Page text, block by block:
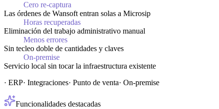
Cero re-captura
Las órdenes de Wansoft entran solas a Microsip
Horas recuperadas
Eliminación del trabajo administrativo manual
Menos errores
Sin tecleo doble de cantidades y claves
On-premise
Servicio local sin tocar la infraestructura existente
· ERP· Integraciones· Punto de venta· On-premise
Funcionalidades destacadas